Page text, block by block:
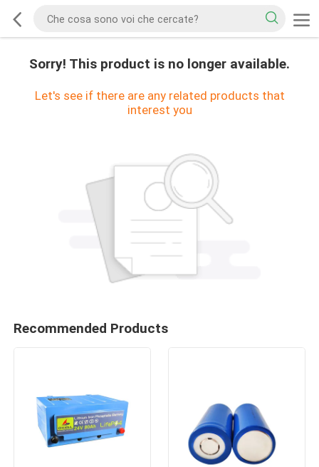
Sorry! This product is no longer available.
Let's see if there are any related products that
interest you
Recommended Products